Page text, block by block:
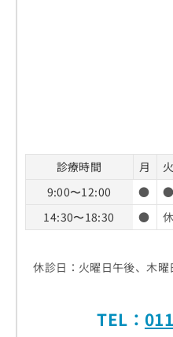
診療時間 月 火
9:00〜12:00
● ●
14:30〜18:30
● 休
休診日：火曜日午後、木曜
TEL：